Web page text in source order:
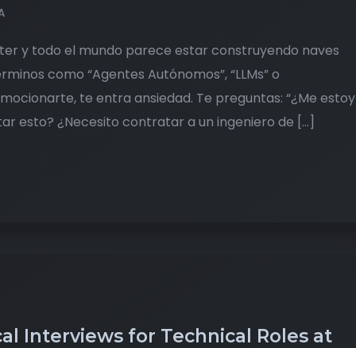
y todo el mundo parece estar construyendo naves
como “Agentes Autónomos”, “LLMs” o
te entra ansiedad. Te preguntas: “¿Me estoy
esto? ¿Necesito contratar a un ingeniero de […]
Interviews for Technical Roles at